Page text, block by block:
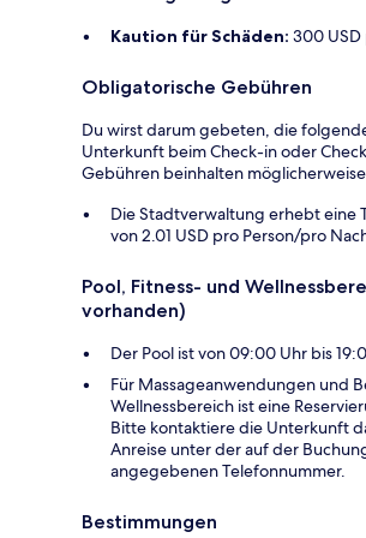
Kaution für Schäden: 300
Obligatorische Gebühren
Du wirst darum gebeten, die
Unterkunft beim Check-in oder
Gebühren beinhalten
Die Stadtverwaltung erhebt eine
von 2.01 USD pro Person/pro
Pool, Fitness- und
vorhanden)
Der Pool ist von 09:00 Uhr bis
Für Massageanwendungen und
Wellnessbereich ist eine
Bitte kontaktiere die Unterkunft
Anreise unter der auf der
angegebenen Telefonnummer.
Bestimmungen